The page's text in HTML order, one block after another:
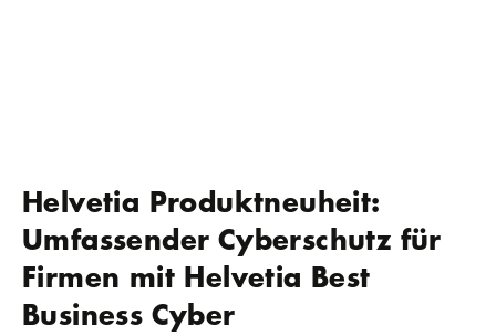
Helvetia Produktneuheit:
Umfassender Cyberschutz für
Firmen mit Helvetia Best
Business Cyber